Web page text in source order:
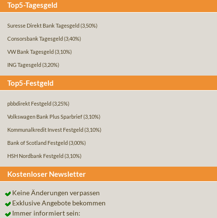
Top5-Tagesgeld
Suresse Direkt Bank Tagesgeld (3,50%)
Consorsbank Tagesgeld (3,40%)
VW Bank Tagesgeld (3,10%)
ING Tagesgeld (3,20%)
Top5-Festgeld
pbbdirekt Festgeld (3,25%)
Volkswagen Bank Plus Sparbrief(3,10%)
Kommunalkredit Invest Festgeld (3,10%)
Bank of Scotland Festgeld (3,00%)
HSH Nordbank Festgeld (3,10%)
Kostenloser Newsletter
Keine Änderungen verpassen
Exklusive Angebote bekommen
Immer informiert sein: